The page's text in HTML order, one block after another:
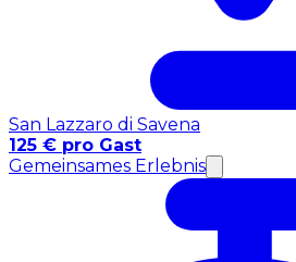
San Lazzaro di Savena
125 € pro Gast
Gemeinsames Erlebnis